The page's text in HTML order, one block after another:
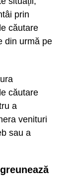
prin
căutare
din urmă pe
căutare
a
venituri
sau a